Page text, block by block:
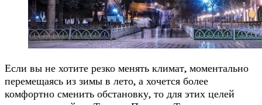
Если вы не хотите резко менять климат, моментально
перемещаясь из зимы в лето, а хочется более
комфортно сменить обстановку, то для этих целей